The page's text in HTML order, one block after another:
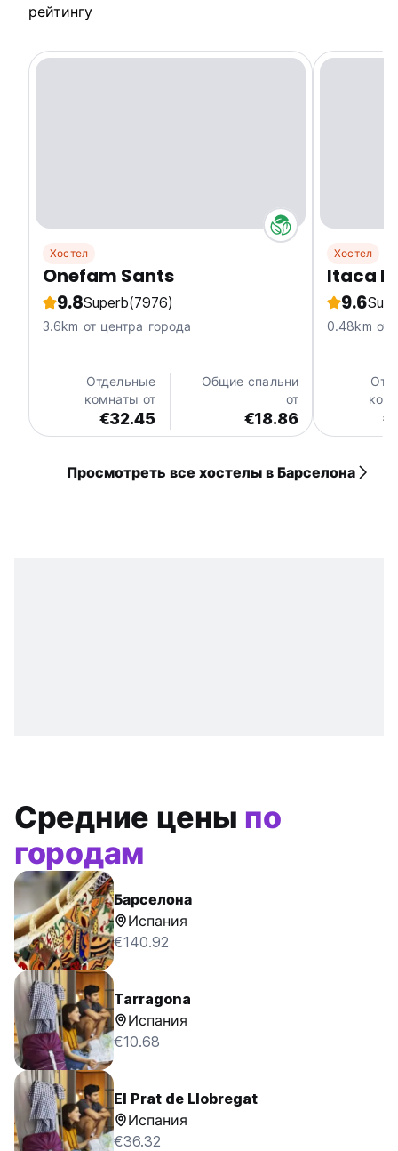
рейтингу
Хостел
Onefam Sants
9.8Superb(7976)
3.6km от центра города
Отдельные
комнаты от
€32.45
Общие спальни
от
€18.86
Хостел
Itaca
9.6
0.48km от
Просмотреть все хостелы в Барселона
Средние цены по
городам
Барселона
Испания
€140.92
Tarragona
Испания
€10.68
El Prat de Llobregat
Испания
€36.32